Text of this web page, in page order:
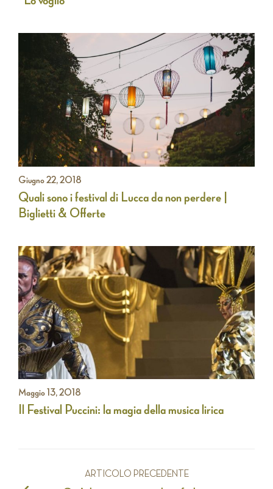
Giugno 22, 2018
Quali sono i festival di Lucca da non perdere |
Biglietti & Offerte
Maggio 13, 2018
Il Festival Puccini: la magia della musica lirica
ARTICOLO PRECEDENTE